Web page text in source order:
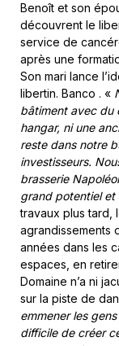
Benoît et son
découvrent le
service de
après une
Son mari lance
libertin. Banco . «
bâtiment avec du
hangar, ni une
reste dans notre
investisseurs.
brasserie
grand potentiel et
travaux plus tard,
agrandissements
années dans les
espaces, en
Domaine n’a ni
sur la piste de
emmener les
difficile de créer